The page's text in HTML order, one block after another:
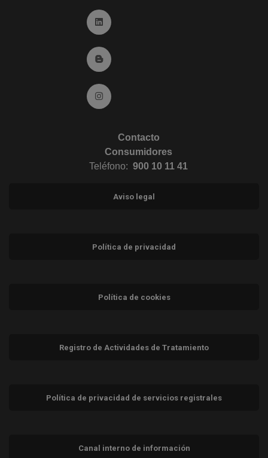
Ir a Linkedin (abre en ventana nueva)
Ir al Blog (abre en ventana nueva)
Ir a Instagram (abre en ventana nueva)
Contacto
Consumidores
Teléfono: 900 10 11 41
Aviso legal
Política de privacidad
Política de cookies
Registro de Actividades de Tratamiento
Política de privacidad de servicios registrales
Canal interno de información